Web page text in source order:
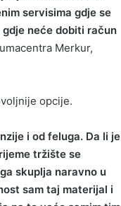
servisima gdje se
neće dobiti račun
Merkur,
opcije.
i od feluga. Da li je
tržište se
skuplja naravno u
sam taj materijal i